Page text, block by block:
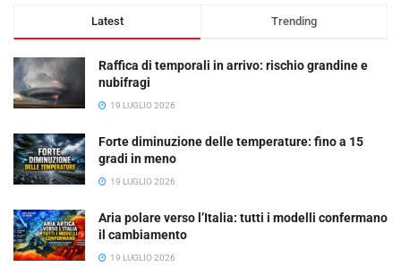
Latest Trending
Raffica di temporali in arrivo: rischio grandine e
nubifragi
19 LUGLIO 2026
Forte diminuzione delle temperature: fino a 15
gradi in meno
19 LUGLIO 2026
Aria polare verso l’Italia: tutti i modelli confermano
il cambiamento
19 LUGLIO 2026